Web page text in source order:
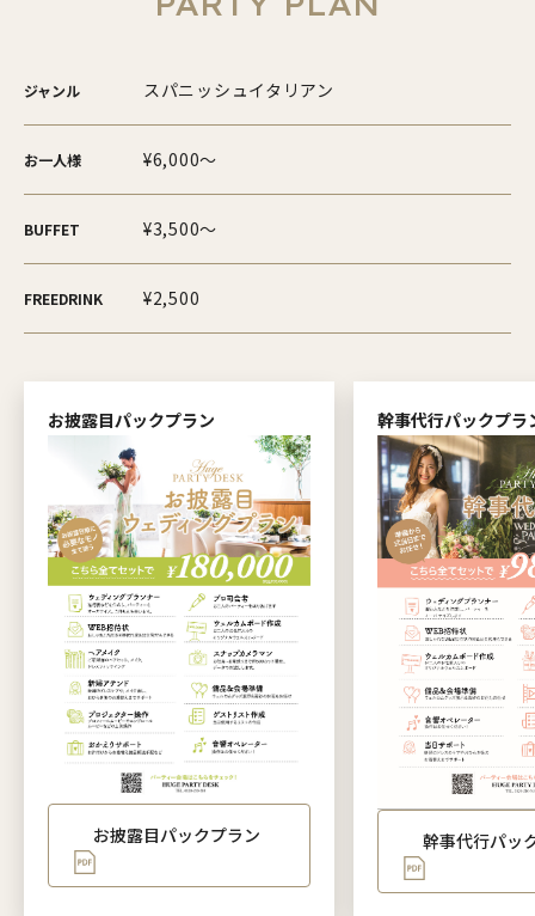
ジャンル スパニッシュイタリアン
お一人様 ¥6,000～
BUFFET ¥3,500～
FREEDRINK ¥2,500
お披露目パックプラン
お披露目パックプラン
幹事代行パックプラ
幹事代行パッ